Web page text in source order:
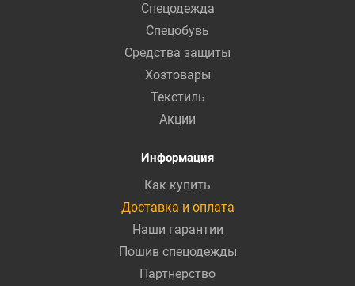
Спецодежда
Спецобувь
Средства защиты
Хозтовары
Текстиль
Акции
Информация
Как купить
Доставка и оплата
Наши гарантии
Пошив спецодежды
Партнерство